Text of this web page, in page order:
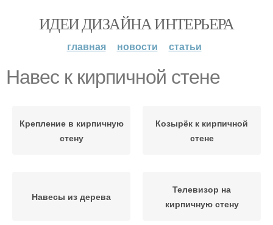
ИДЕИ ДИЗАЙНА ИНТЕРЬЕРА
главная новости статьи
Навес к кирпичной стене
Крепление в кирпичную
стену
Козырёк к кирпичной
стене
Навесы из дерева
Телевизор на
кирпичную стену